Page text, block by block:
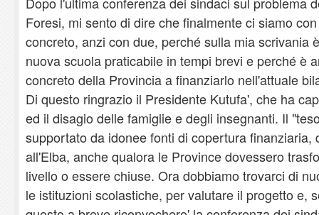
Foresi, mi sento di dire che finalmente ci siamo
concreto, anzi con due, perché sulla mia scrivania
nuova scuola praticabile in tempi brevi e perché è
concreto della Provincia a finanziarlo nell'attuale
Di questo ringrazio il Presidente Kutufa', che ha
ed il disagio delle famiglie e degli insegnanti. Il
supportato da idonee fonti di copertura finanziaria,
all'Elba, anche qualora le Province dovessero
livello o essere chiuse. Ora dobbiamo trovarci di
le istituzioni scolastiche, per valutare il progetto e,